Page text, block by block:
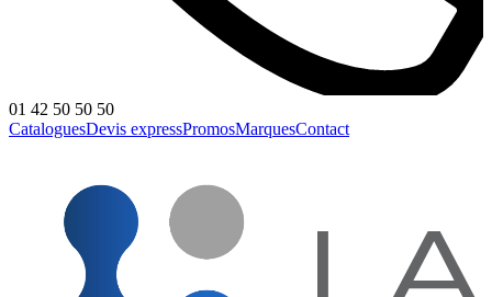
01 42 50 50 50
CataloguesDevis expressPromosMarquesContact